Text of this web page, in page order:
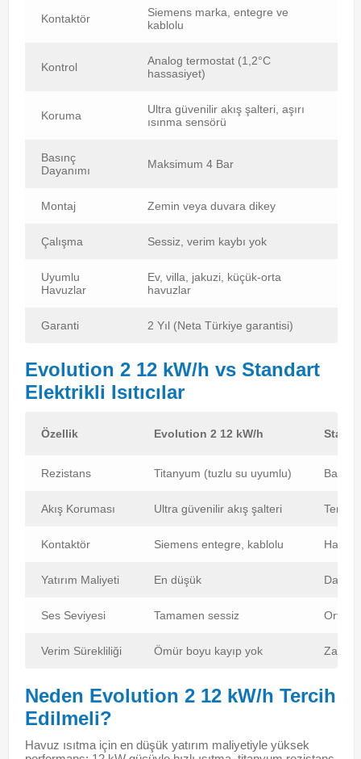
Kontaktör
Siemens marka, entegre ve
kablolu
Kontrol
Analog termostat (1,2°C
hassasiyet)
Koruma
Ultra güvenilir akış şalteri, aşırı
ısınma sensörü
Basınç
Dayanımı
Maksimum 4 Bar
Montaj Zemin veya duvara dikey
Çalışma Sessiz, verim kaybı yok
Uyumlu
Havuzlar
Ev, villa, jakuzi, küçük-orta
havuzlar
Garanti 2 Yıl (Neta Türkiye garantisi)
Evolution 2 12 kW/h vs Standart
Elektrikli Isıtıcılar
Özellik Evolution 2 12 kW/h
Rezistans Titanyum (tuzlu su uyumlu) Bakır
Akış Koruması Ultra güvenilir akış şalteri Temel
Kontaktör Siemens entegre, kablolu Harici
Yatırım Maliyeti En düşük Daha
Ses Seviyesi Tamamen sessiz Orta
Verim Sürekliliği Ömür boyu kayıp yok
Neden Evolution 2 12 kW/h Tercih
Edilmeli?
Havuz ısıtma için en düşük yatırım maliyetiyle yüksek